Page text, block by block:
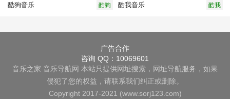
乐
酷狗
酷狗音乐
酷我
酷我音乐
广告合作
咨询 QQ：10069601
音乐之家 音乐导航网 本站只提供网址搜索，网址导航服务，如果
侵犯了您的权益，请联系我们纠正或删除。
Copyright 2017-2021 (www.sorj123.com)